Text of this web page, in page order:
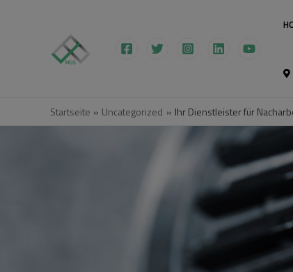
Startseite Uncategorized Ihr Dienstleister für